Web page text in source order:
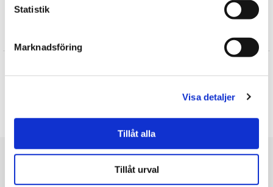
Statistik
Marknadsföring
Visa detaljer
Tillåt alla
Tillåt urval
★★★★★
Skriv en recension
Du är här
Startsidan Presentset Vårkänsla i cellofan